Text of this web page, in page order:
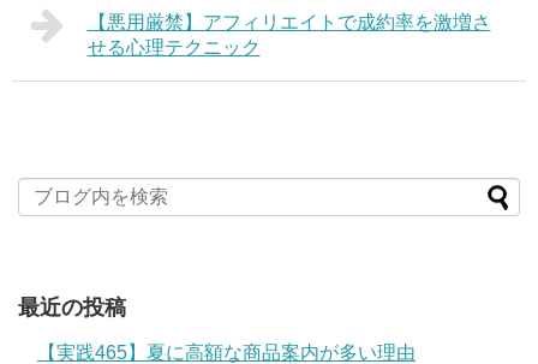
【悪用厳禁】アフィリエイトで成約率を激増さ
せる心理テクニック
最近の投稿
【実践465】夏に高額な商品案内が多い理由